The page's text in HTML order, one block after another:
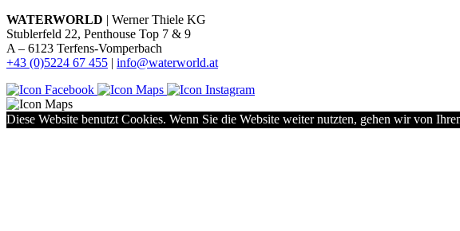
WATERWORLD | Werner Thiele KG
Stublerfeld 22, Penthouse Top 7 & 9
A – 6123 Terfens-Vomperbach
+43 (0)5224 67 455 | info@waterworld.at
Diese Website benutzt Cookies. Wenn Sie die Website weiter nutzten, gehen wir von